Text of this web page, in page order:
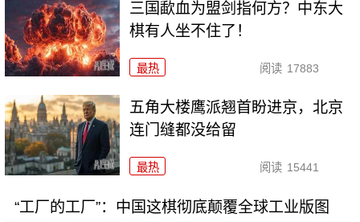
三国歃血为盟剑指何方？中东大
棋有人坐不住了！
最热 阅读 17883
五角大楼鹰派翘首盼进京，北京
连门缝都没给留
最热 阅读 15441
“工厂的工厂”：中国这棋彻底颠覆全球工业版图